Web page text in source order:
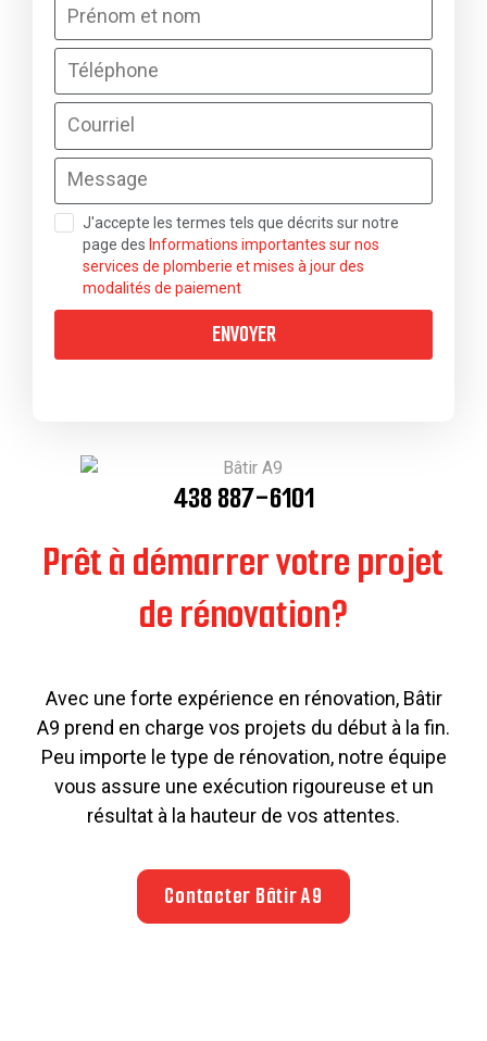
J'accepte les termes tels que décrits sur notre
page des Informations importantes sur nos
services de plomberie et mises à jour des
modalités de paiement
ENVOYER
438 887-6101
Prêt à démarrer votre projet
de rénovation?
Avec une forte expérience en rénovation, Bâtir
A9 prend en charge vos projets du début à la fin.
Peu importe le type de rénovation, notre équipe
vous assure une exécution rigoureuse et un
résultat à la hauteur de vos attentes.
Contacter Bâtir A9